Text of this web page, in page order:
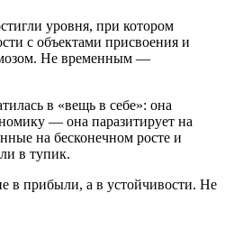
уровня, при котором
с объектами присвоения и
Не временным —
в «вещь в себе»: она
— она паразитирует на
на бесконечном росте и
в тупик.
в прибыли, а в устойчивости. Не